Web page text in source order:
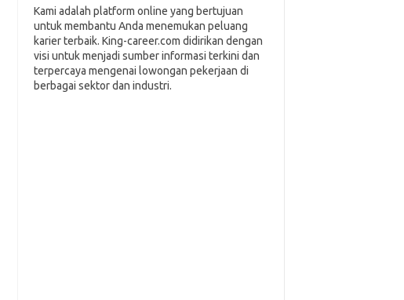
Kami adalah platform online yang bertujuan
untuk membantu Anda menemukan peluang
karier terbaik. King-career.com didirikan dengan
visi untuk menjadi sumber informasi terkini dan
terpercaya mengenai lowongan pekerjaan di
berbagai sektor dan industri.